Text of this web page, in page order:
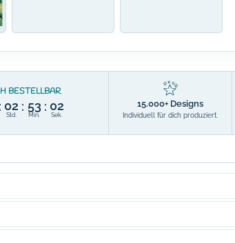
BESTELLBAR
: 02
Std.
: 53
Min.
: 00
Sek.
15.000+ Designs
Individuell für dich produziert.